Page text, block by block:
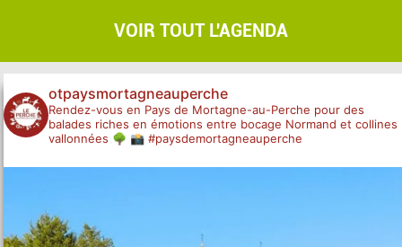
VOIR TOUT L'AGENDA
otpaysmortagneauperche
Rendez-vous en Pays de Mortagne-au-Perche pour des
balades riches en émotions entre bocage Normand et collines
vallonnées 🌳 📸 #paysdemortagneauperche